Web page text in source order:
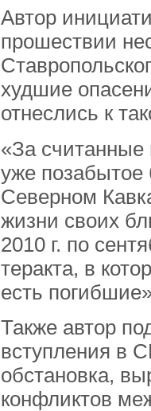
Автор
прошествии
худшие
отнеслись к
«За
уже
Северном
жизни своих
2010 г. по
теракта, в
есть
Также автор
вступления в
обстановка,
конфликтов